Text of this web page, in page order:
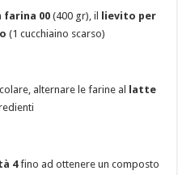
farina 00 (400 gr), il
lievito per
(1 cucchiaino scarso)
alternare le farine al
latte
4fino ad ottenere un composto